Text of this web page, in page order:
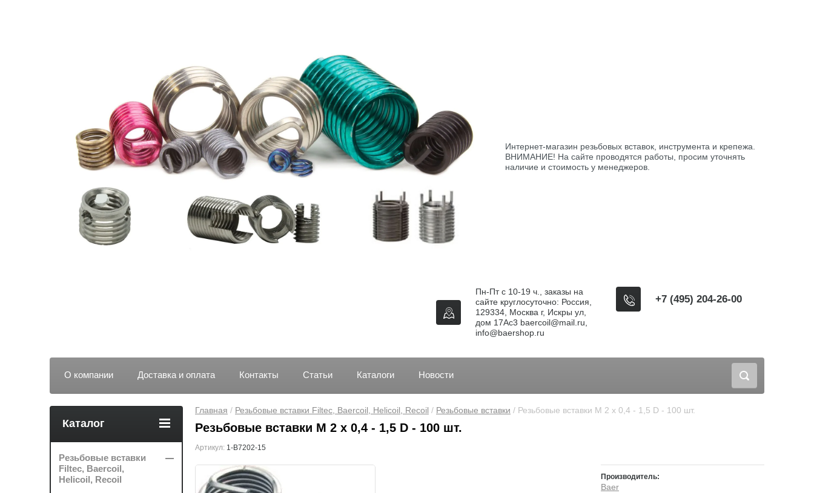
Интернет-магазин резьбовых вставок, инструмента и крепежа.
ВНИМАНИЕ! На сайте проводятся работы, просим уточнять
наличие и стоимость у менеджеров.
+7 (495) 204-26-00
Пн-Пт с 10-19 ч., заказы на
сайте круглосуточно: Россия,
129334, Москва г, Искры ул,
дом 17Ас3 baercoil@mail.ru,
info@baershop.ru
О компании Доставка и оплата Контакты Статьи Каталоги Новости
Главная / Резьбовые вставки Filtec, Baercoil, Helicoil, Recoil / Резьбовые вставки / Резьбовые вставки M 2 x 0,4 - 1,5 D - 100 шт.
Резьбовые вставки M 2 x 0,4 - 1,5 D - 100 шт.
Артикул: 1-B7202-15
Производитель:
Baer
Каталог
Резьбовые вставки
Filtec, Baercoil,
Helicoil, Recoil